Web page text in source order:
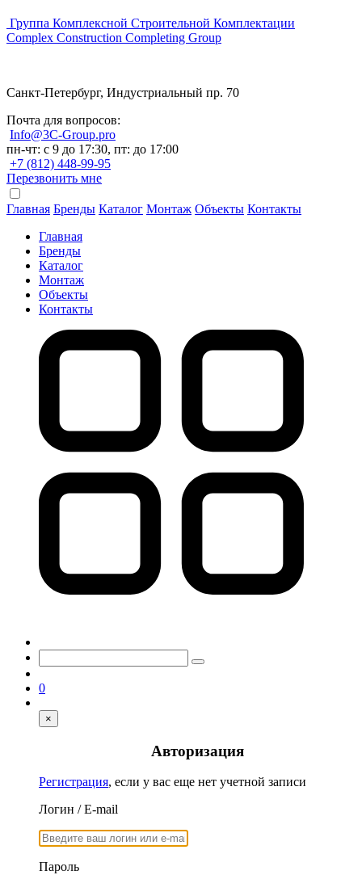
Группа Комплексной Строительной Комплектации
Complex Construction Completing Group
Санкт-Петербург, Индустриальный пр. 70
Почта для вопросов:
Info@3C-Group.pro
пн-чт: с 9 до 17:30, пт: до 17:00
+7 (812) 448-99-95
Перезвонить мне
Главная Бренды Каталог Монтаж Объекты Контакты
Главная
Бренды
Каталог
Монтаж
Объекты
Контакты
0
×
Авторизация
Регистрация, если у вас еще нет учетной записи
Логин / E-mail
Пароль